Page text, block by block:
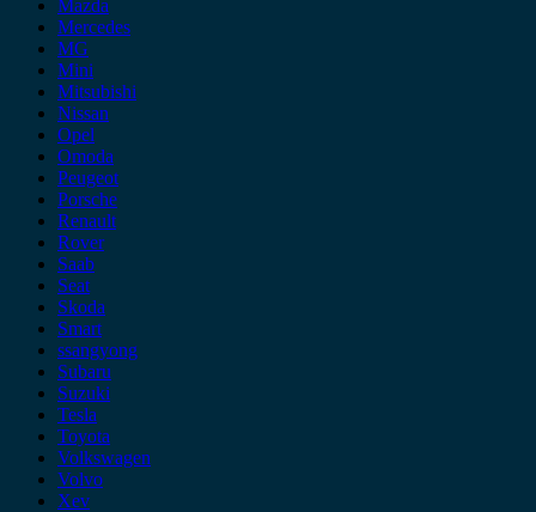
Mazda
Mercedes
MG
Mini
Mitsubishi
Nissan
Opel
Omoda
Peugeot
Porsche
Renault
Rover
Saab
Seat
Skoda
Smart
ssangyong
Subaru
Suzuki
Tesla
Toyota
Volkswagen
Volvo
Xev